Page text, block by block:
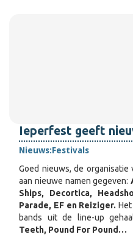
Ieperfest geeft
Nieuws:Festivals
Goed nieuws, de
aan nieuwe namen gegeven:
Ships, Decortica,
Parade, EF en Reiziger.
bands uit de line-up
Teeth, Pound For Pound…